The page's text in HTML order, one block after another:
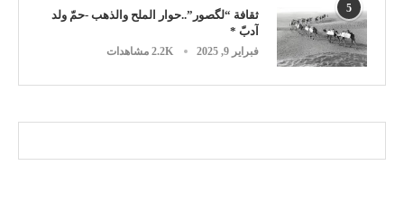
5
ثقافة “لگصور”..حوار الملح والذهب -حمّ ولد
آدبّ *
فبراير 9, 2025 2.2K مشاهدات